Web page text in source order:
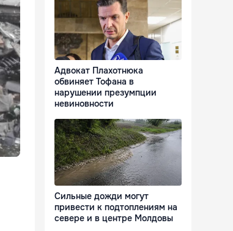
Адвокат Плахотнюка
обвиняет Тофана в
нарушении презумпции
невиновности
Сильные дожди могут
привести к подтоплениям на
севере и в центре Молдовы